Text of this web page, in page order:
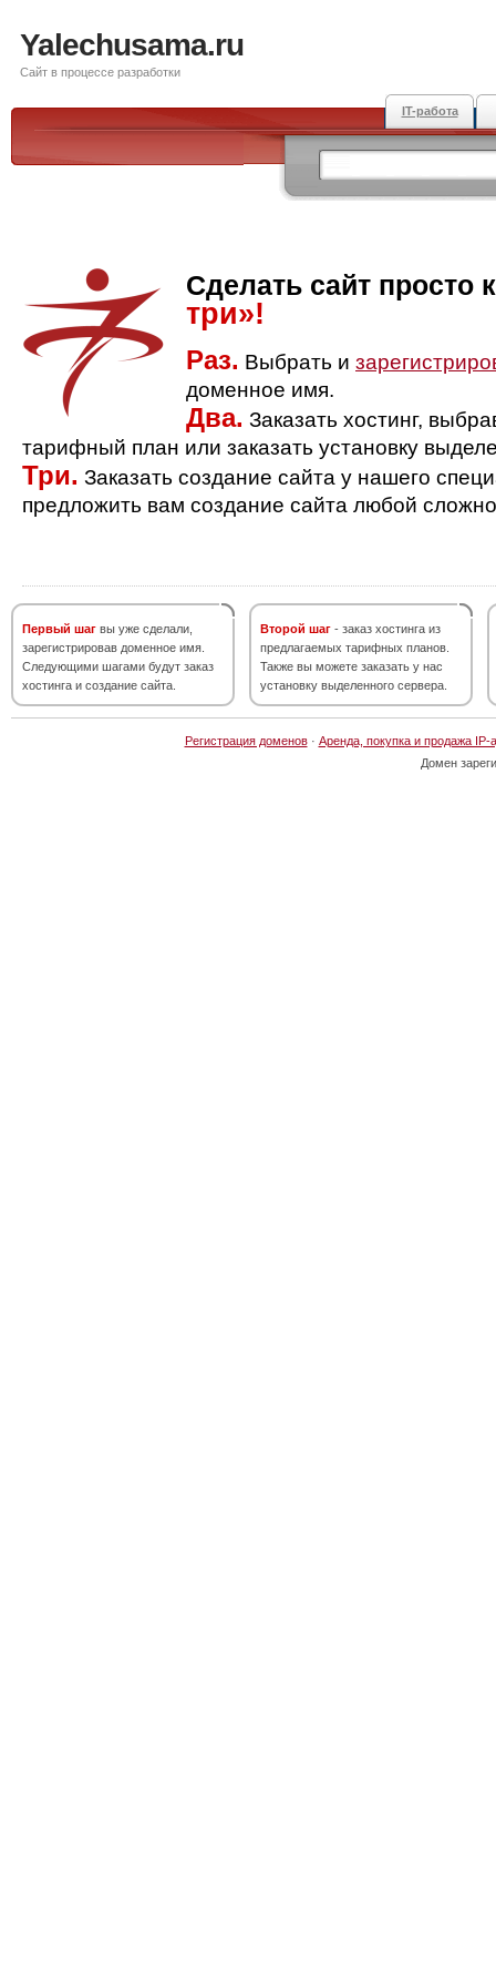
Yalechusama.ru
Сайт в процессе разработки
IT-работа
Сделать сайт просто
три»!
Раз. Выбрать и
доменное имя.
Два. Заказать хостинг,
тарифный план или заказать установку
Три. Заказать создание сайта у нашего
предложить вам создание сайта любой
Первый шаг вы уже сделали,
зарегистрировав доменное имя.
Следующими шагами будут заказ
хостинга и создание сайта.
Второй шаг - заказ хостинга из
предлагаемых тарифных планов.
Также вы можете заказать у нас
установку выделенного сервера.
Регистрация доменов· Аренда, покупка и продажа IP-
Домен